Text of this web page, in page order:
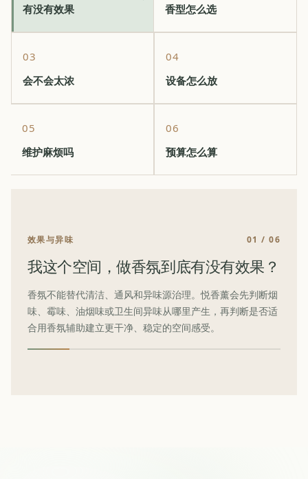
有没有效果 香型怎么选
03
会不会太浓
04
设备怎么放
05
维护麻烦吗
06
预算怎么算
效果与异味 01 / 06
我这个空间，做香氛到底有没有效果？
香氛不能替代清洁、通风和异味源治理。悦香薰会先判断烟
味、霉味、油烟味或卫生间异味从哪里产生，再判断是否适
合用香氛辅助建立更干净、稳定的空间感受。